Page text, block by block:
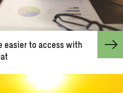
eas­ier to ac­cess with